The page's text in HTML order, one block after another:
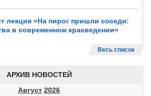
лекция «На пирог пришли соседи:
в современном краеведении»
Весь список
АРХИВ НОВОСТЕЙ
Август 2026